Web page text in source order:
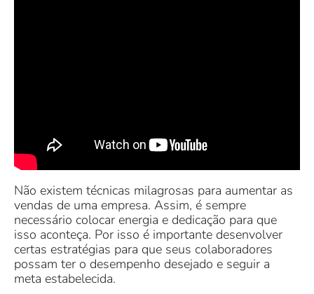
Não existem técnicas milagrosas para aumentar as
vendas de uma empresa. Assim, é sempre
necessário colocar energia e dedicação para que
isso aconteça. Por isso é importante desenvolver
certas estratégias para que seus colaboradores
possam ter o desempenho desejado e seguir a
meta estabelecida.